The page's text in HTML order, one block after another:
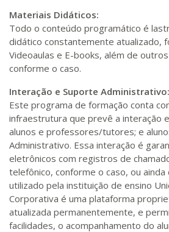
Materiais Didáticos:
Todo o conteúdo programático é
didático constantemente atualizado,
Videoaulas e E-books, além de
conforme o caso.
Interação e Suporte Administrativo:
Este programa de formação conta
infraestrutura que prevê a interação
alunos e professores/tutores; e
Administrativo. Essa interação é
eletrônicos com registros de
telefônico, conforme o caso, ou ainda
utilizado pela instituição de ensino
Corporativa é uma plataforma
atualizada permanentemente, e
facilidades, o acompanhamento do